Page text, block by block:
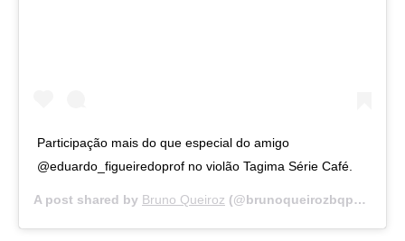
Participação mais do que especial do amigo
@eduardo_figueiredoprof no violão Tagima Série Café.
A post shared by Bruno Queiroz (@brunoqueirozbqpenal) on